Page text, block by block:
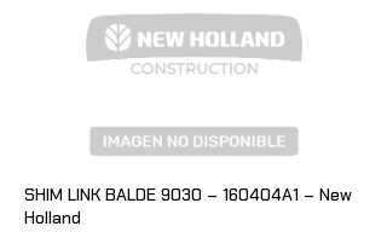
SHIM LINK BALDE 9030 – 160404A1 – New
Holland